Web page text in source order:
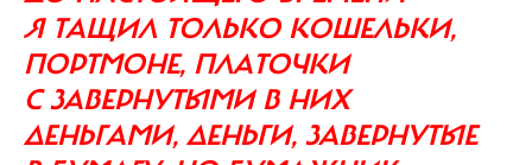
Я ТАЩИЛ ТОЛЬКО КОШЕЛЬКИ,
ПОРТМОНЕ, ПЛАТОЧКИ
С ЗАВЕРНУТЫМИ В НИХ
ДЕНЬГАМИ, ДЕНЬГИ, ЗАВЕРНУТЫЕ